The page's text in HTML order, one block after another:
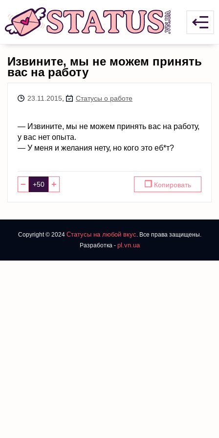
Извините, мы не можем принять
вас на работу
23.11.2015 Статусы о работе
— Извините, мы не можем принять вас на работу,
у вас нет опыта.
— У меня и желания нету, но кого это еб*т?
− + ❐ Копировать
Copyright © 2024 Статусы на любой вкус. Все права защищены.
Разработка - pl.vn.ua